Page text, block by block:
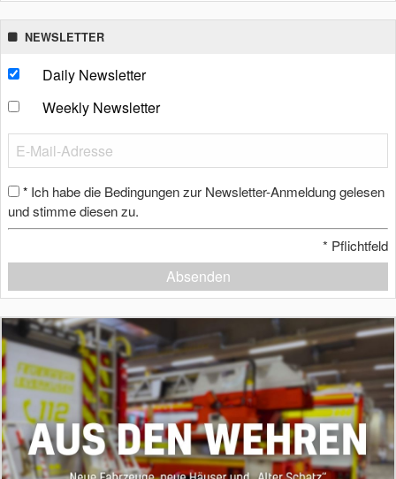
NEWSLETTER
Daily Newsletter
Weekly Newsletter
* Ich habe die Bedingungen zur Newsletter-Anmeldung gelesen
und stimme diesen zu.
* Pflichtfeld
Absenden